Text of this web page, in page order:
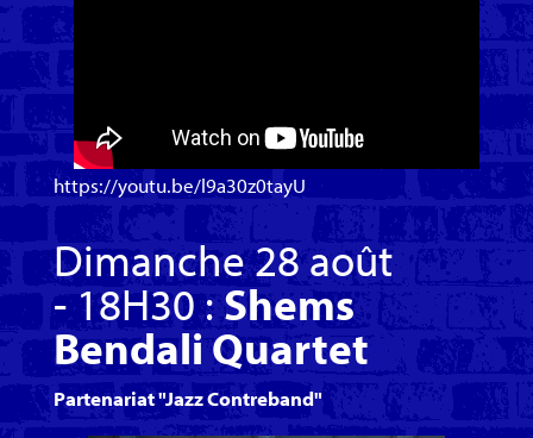
https://youtu.be/l9a30z0tayU
Dimanche 28 août
- 18H30 : Shems
Bendali Quartet
Partenariat "Jazz Contreband"